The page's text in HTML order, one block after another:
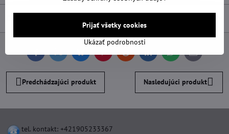
FacebookTwitterBlueskyPinterestReddit LinkedInWhatsApp
E-
mail
Predchádzajúci produkt Nasledujúci produkt
tel. kontakt: +421905233367
Ukázať podrobnosti
Prijať všetky cookies